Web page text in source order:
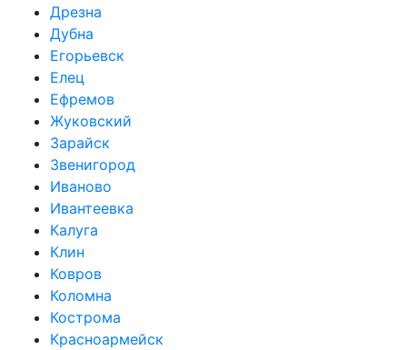
Дрезна
Дубна
Егорьевск
Елец
Ефремов
Жуковский
Зарайск
Звенигород
Иваново
Ивантеевка
Калуга
Клин
Ковров
Коломна
Кострома
Красноармейск